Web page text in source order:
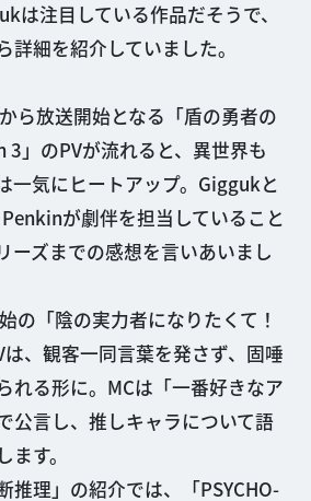
は注目している作品だそうで、
詳細を紹介していました。
ら放送開始となる「盾の勇者の
3」のPVが流れると、異世界も
一気にヒートアップ。Giggukと
が劇伴を担当していること
ーズまでの感想を言いあいまし
の「陰の実力者になりたくて！
、観客一同言葉を発さず、固唾
れる形に。MCは「一番好きなア
公言し、推しキャラについて語
す。
推理」の紹介では、「PSYCHO-